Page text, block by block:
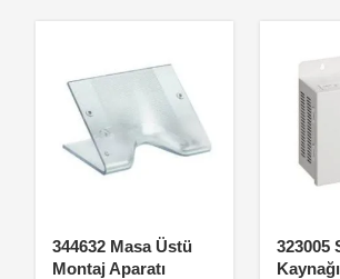
344632 Masa Üstü
Montaj Aparatı
323005
Kaynağı